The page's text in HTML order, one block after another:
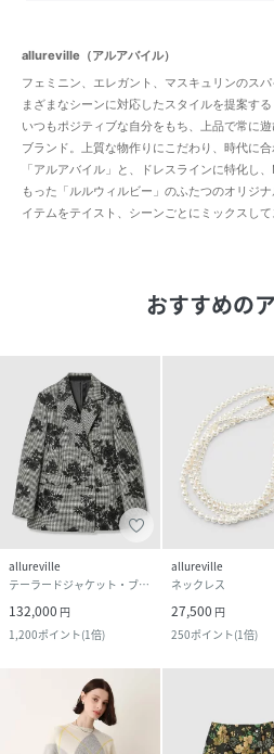
allureville（アルアバイル）
フェミニン、エレガント、マスキュリンのス
まざまなシーンに対応したスタイルを提案す
いつもポジティブな自分をもち、上品で常に
ブランド。上質な物作りにこだわり、時代に
「アルアバイル」と、ドレスラインに特化し
もった「ルルウィルビー」のふたつのオリジ
イテムをテイスト、シーンごとにミックスして
おすすめの
allureville
テーラードジャケット・ブレザー
132,000 円
1,200ポイント(1倍)
allureville
ネックレス
27,500 円
250ポイント(1倍)